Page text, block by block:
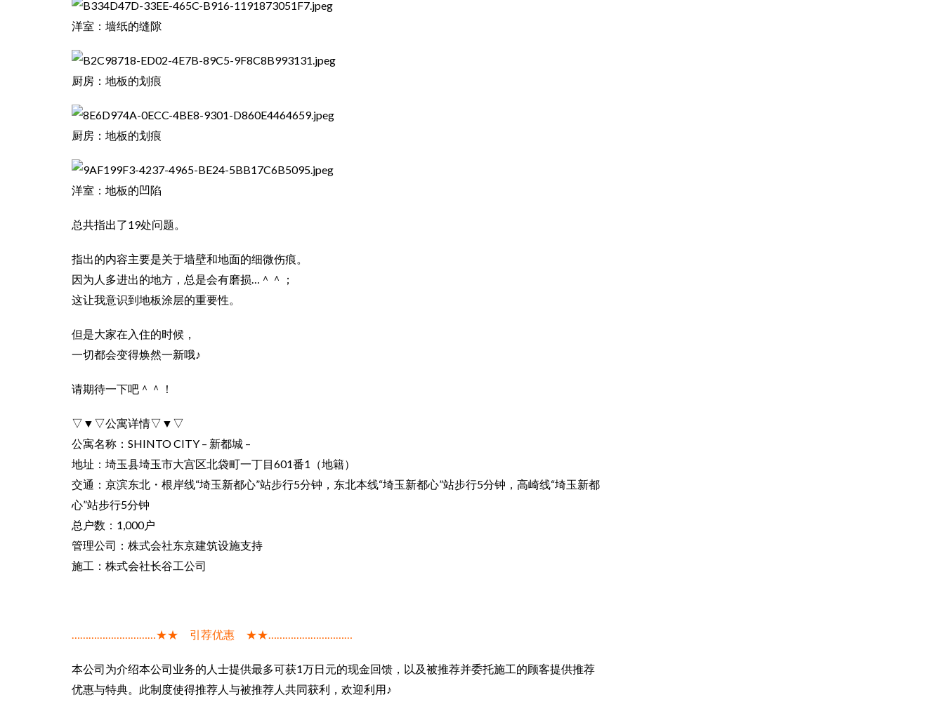
洋室：墙纸的缝隙
厨房：地板的划痕
厨房：地板的划痕
洋室：地板的凹陷
总共指出了19处问题。
指出的内容主要是关于墙壁和地面的细微伤痕。
因为人多进出的地方，总是会有磨损…＾＾；
这让我意识到地板涂层的重要性。
但是大家在入住的时候，
一切都会变得焕然一新哦♪
请期待一下吧＾＾！
▽▼▽公寓详情▽▼▽
公寓名称：SHINTO CITY – 新都城 –
地址：埼玉县埼玉市大宫区北袋町一丁目601番1（地籍）
交通：京滨东北・根岸线“埼玉新都心”站步行5分钟，东北本线“埼玉新都心”站步行5分钟，高崎线“埼玉新都
心”站步行5分钟
总户数：1,000户
管理公司：株式会社东京建筑设施支持
施工：株式会社长谷工公司
…………………………★★ 引荐优惠 ★★…………………………
本公司为介绍本公司业务的人士提供最多可获1万日元的现金回馈，以及被推荐并委托施工的顾客提供推荐
优惠与特典。此制度使得推荐人与被推荐人共同获利，欢迎利用♪